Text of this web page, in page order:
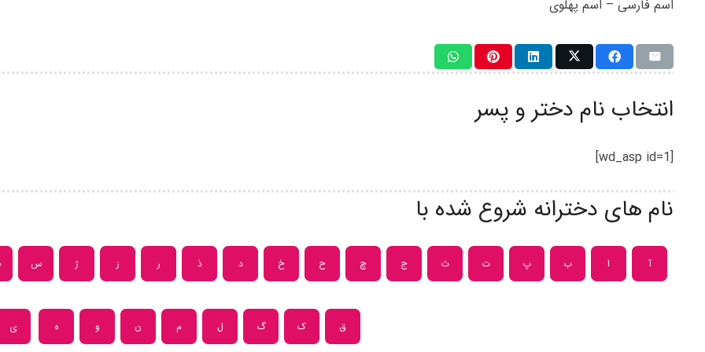
اسم فارسی – اسم پهلوی
انتخاب نام دختر و پسر
[wd_asp id=1]
نام های دخترانه شروع شده با
آ ا ب پ ت ث ج چ ح خ د ذ ر ز ژ س
ق ک گ ل م ن و ه ی